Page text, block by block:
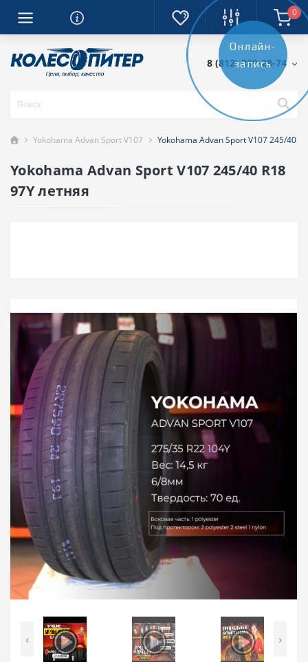
0
8 (812) 389-28-74
Yokohama Advan Sport V107 Yokohama Advan Sport V107 245/40
Yokohama Advan Sport V107 245/40 R18
97Y летняя
‹ ›
Онлайн-
запись